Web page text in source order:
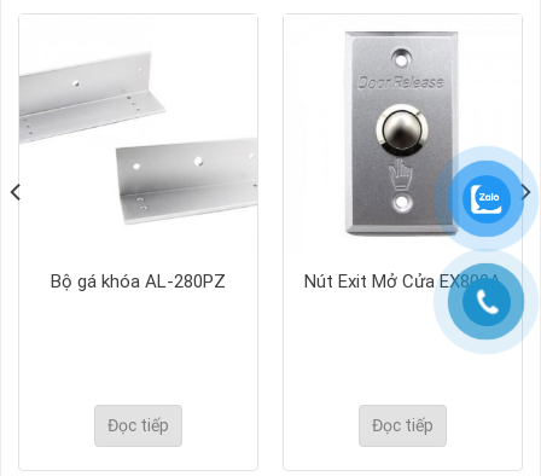
Bộ gá khóa AL-280PZ
Đọc tiếp
Nút Exit Mở Cửa EX800A
Đọc tiếp